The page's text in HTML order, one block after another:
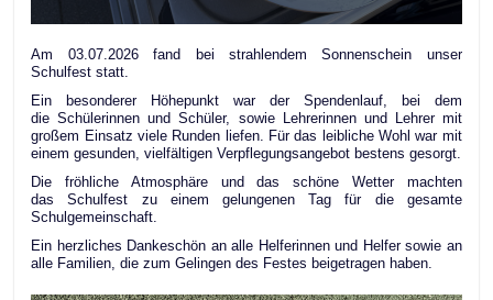
Am 03.07.2026 fand bei strahlendem Sonnenschein unser
Schulfest statt.
Ein besonderer Höhepunkt war der Spendenlauf, bei dem
die Schülerinnen und Schüler, sowie Lehrerinnen und Lehrer mit
großem Einsatz viele Runden liefen. Für das leibliche Wohl war mit
einem gesunden, vielfältigen Verpflegungsangebot bestens gesorgt.
Die fröhliche Atmosphäre und das schöne Wetter machten
das Schulfest zu einem gelungenen Tag für die gesamte
Schulgemeinschaft.
Ein herzliches Dankeschön an alle Helferinnen und Helfer sowie an
alle Familien, die zum Gelingen des Festes beigetragen haben.